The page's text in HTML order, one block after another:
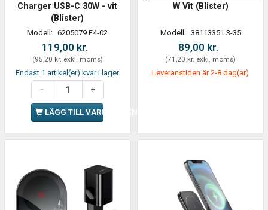
Charger USB-C 30W - vit
(Blister)
Modell: 6205079 E4-02
119,00 kr.
(95,20 kr. exkl. moms)
Endast 1 artikel(er) kvar i lager
LÄGG TILL VARUKORGEN
W Vit (Blister)
Modell: 3811335 L3-35
89,00 kr.
(71,20 kr. exkl. moms)
Leveranstiden är 2-8 dag(ar)